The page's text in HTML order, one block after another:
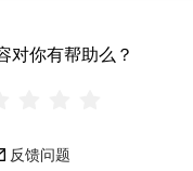
对你有帮助么？
反馈问题